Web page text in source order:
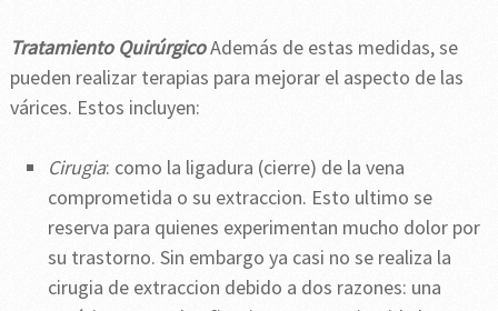
Tratamiento QuirúrgicoAdemás de estas medidas, se
pueden realizar terapias para mejorar el aspecto de las
várices. Estos incluyen:
Cirugia: como la ligadura (cierre) de la vena
comprometida o su extraccion. Esto ultimo se
reserva para quienes experimentan mucho dolor por
su trastorno. Sin embargo ya casi no se realiza la
cirugia de extraccion debido a dos razones: una